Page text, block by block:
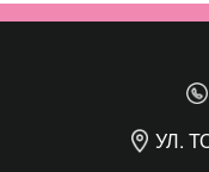
УЛ.